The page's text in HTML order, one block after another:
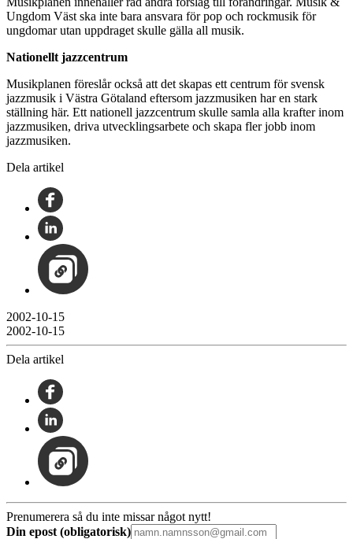
Ungdom Väst ska inte bara ansvara för pop och rockmusik för
ungdomar utan uppdraget skulle gälla all musik.
Nationellt jazzcentrum
Musikplanen föreslår också att det skapas ett centrum för svensk
jazzmusik i Västra Götaland eftersom jazzmusiken har en stark
ställning här. Ett nationell jazzcentrum skulle samla alla krafter inom
jazzmusiken, driva utvecklingsarbete och skapa fler jobb inom
jazzmusiken.
Dela artikel
2002-10-15
2002-10-15
Dela artikel
Prenumerera så du inte missar något nytt!
Din epost (obligatorisk)